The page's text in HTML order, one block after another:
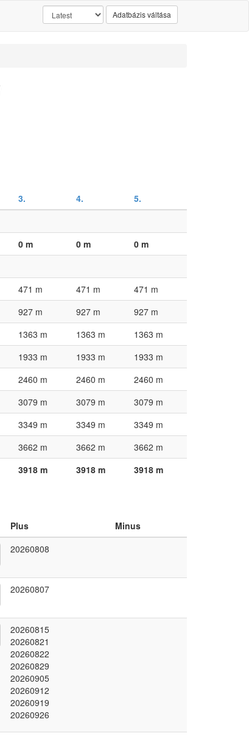
Adatbázis váltása
3. 4.
5.
0 m 0 m
0 m
471 m 471 m
471 m
927 m 927 m
927 m
1363 m 1363 m
1363 m
1933 m 1933 m
1933 m
2460 m 2460 m
2460 m
3079 m 3079 m
3079 m
3349 m 3349 m
3349 m
3662 m 3662 m
3662 m
3918 m 3918 m 3918 m
Plus
Minus
20260808
20260807
20260815
20260821
20260822
20260829
20260905
20260912
20260919
20260926